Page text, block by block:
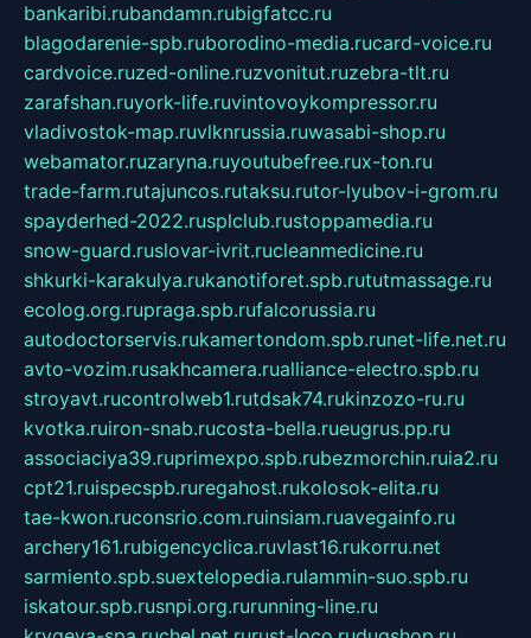
bankaribi.rubandamn.rubigfatcc.ru
blagodarenie-spb.ruborodino-media.rucard-voice.ru
cardvoice.ruzed-online.ruzvonitut.ruzebra-tlt.ru
zarafshan.ruyork-life.ruvintovoykompressor.ru
vladivostok-map.ruvlknrussia.ruwasabi-shop.ru
webamator.ruzaryna.ruyoutubefree.rux-ton.ru
trade-farm.rutajuncos.rutaksu.rutor-lyubov-i-grom.ru
spayderhed-2022.rusplclub.rustoppamedia.ru
snow-guard.ruslovar-ivrit.rucleanmedicine.ru
shkurki-karakulya.rukanotiforet.spb.rututmassage.ru
ecolog.org.rupraga.spb.rufalcorussia.ru
autodoctorservis.rukamertondom.spb.runet-life.net.ru
avto-vozim.rusakhcamera.rualliance-electro.spb.ru
stroyavt.rucontrolweb1.rutdsak74.rukinzozo-ru.ru
kvotka.ruiron-snab.rucosta-bella.rueugrus.pp.ru
associaciya39.ruprimexpo.spb.rubezmorchin.ruia2.ru
cpt21.ruispecspb.ruregahost.rukolosok-elita.ru
tae-kwon.ruconsrio.com.ruinsiam.ruavegainfo.ru
archery161.rubigencyclica.ruvlast16.rukorru.net
sarmiento.spb.suextelopedia.rulammin-suo.spb.ru
iskatour.spb.rusnpi.org.rurunning-line.ru